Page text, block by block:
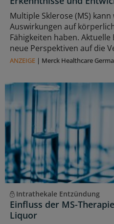
Multiple Sklerose (MS)
Auswirkungen auf
Fähigkeiten haben.
neue Perspektiven auf die
ANZEIGE | Merck Healthcare
Intrathekale Entzündung
Einfluss der MS-
Liquor